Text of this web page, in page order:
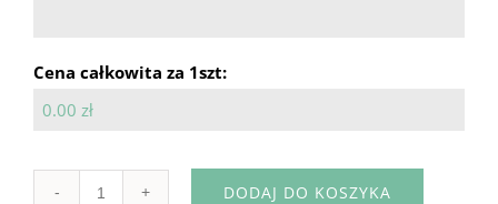
Cena całkowita za 1szt:
0.00 zł
DODAJ DO KOSZYKA